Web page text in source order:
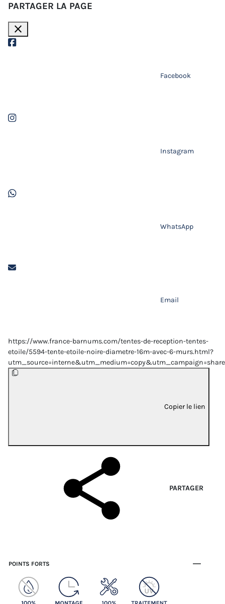
PARTAGER LA PAGE
close
Facebook
Instagram
WhatsApp
Email
https://www.france-barnums.com/tentes-de-reception-tentes-
etoile/5594-tente-etoile-noire-diametre-16m-avec-6-murs.html?
Copier le lien
PARTAGER
POINTS FORTS